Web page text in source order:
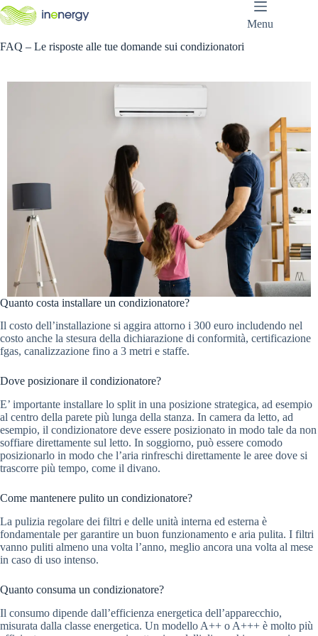
Salta
al
Menu
FAQ – Le risposte alle tue domande sui condizionatori
Quanto costa installare un condizionatore?
Il costo dell’installazione si aggira attorno i 300 euro includendo nel
costo anche la stesura della dichiarazione di conformità, certificazione
fgas, canalizzazione fino a 3 metri e staffe.
Dove posizionare il condizionatore?
E’ importante installare lo split in una posizione strategica, ad esempio
al centro della parete più lunga della stanza. In camera da letto, ad
esempio, il condizionatore deve essere posizionato in modo tale da non
soffiare direttamente sul letto. In soggiorno, può essere comodo
posizionarlo in modo che l’aria rinfreschi direttamente le aree dove si
trascorre più tempo, come il divano.
Come mantenere pulito un condizionatore?
La pulizia regolare dei filtri e delle unità interna ed esterna è
fondamentale per garantire un buon funzionamento e aria pulita. I filtri
vanno puliti almeno una volta l’anno, meglio ancora una volta al mese
in caso di uso intenso.
Quanto consuma un condizionatore?
Il consumo dipende dall’efficienza energetica dell’apparecchio,
misurata dalla classe energetica. Un modello A++ o A+++ è molto più